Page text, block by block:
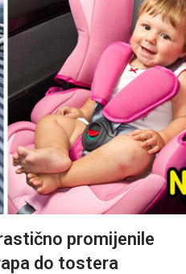
promijenile
do tostera